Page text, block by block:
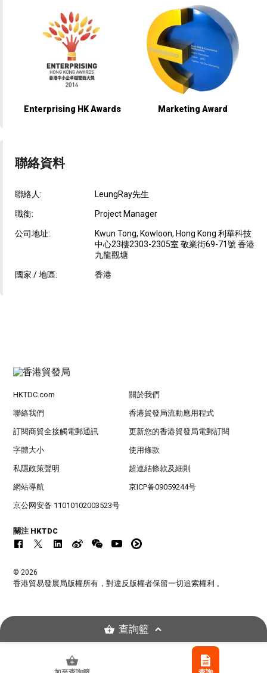
Enterprising HK Awards Marketing Award
聯絡資料
聯絡人: LeungRay先生
職銜: Project Manager
公司地址:
Kwun Tong, Kowloon, Hong Kong 利華科技
中心23樓2303-2305室 敬業街69-71號 香港
九龍觀塘
國家 / 地區: 香港
HKTDC.com 關於我們
聯絡我們 香港貿發局流動應用程式
訂閱商貿全接觸電郵通訊 更新您的香港貿發局電郵訂閱
字體大小 使用條款
私隱政策聲明 超連結條款及細則
網站導航 京ICP备09059244号
京公网安备 11010102003523号
關注 HKTDC
© 2026
香港貿易發展局版權所有，對違反版權者保留一切追索權利 。
查詢籃